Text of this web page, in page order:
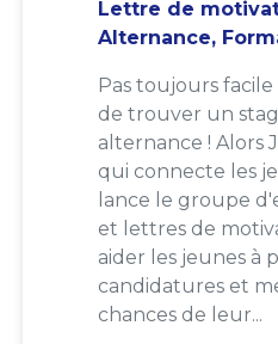
Lettre de
Alternance,
Pas toujours
de trouver un
alternance ! Alors
qui connecte les
lance le groupe
et lettres de
aider les jeunes à
candidatures et
chances de leur...